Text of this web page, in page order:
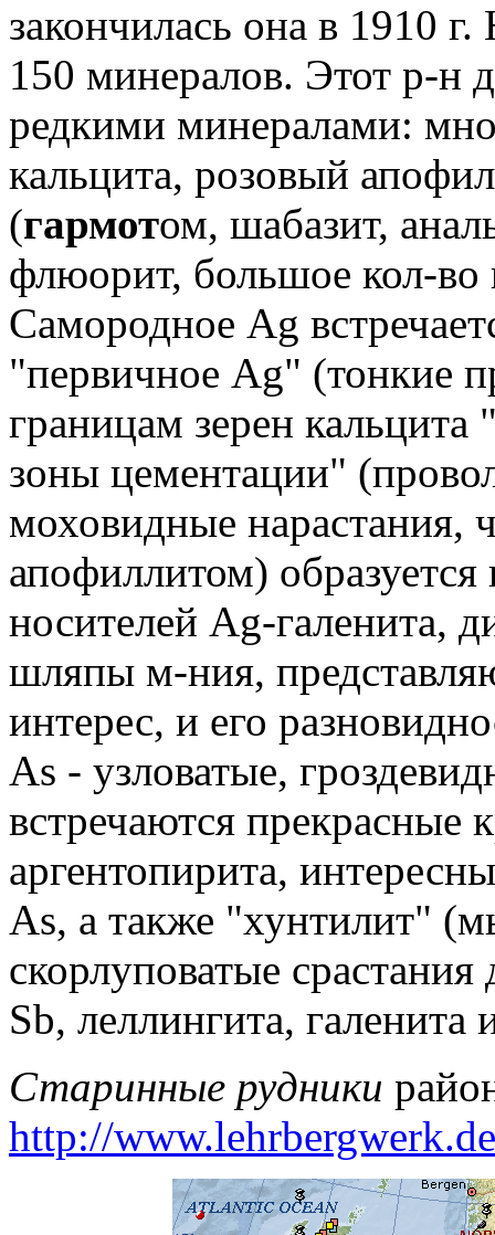
закончилась она в 1910
150 минералов. Этот р-н
редкими минералами:
кальцита, розовый
(гармотом, шабазит,
флюорит, большое кол-
Самородное Ag
"первичное Ag" (тонкие
границам зерен
зоны цементации"
моховидные нарастания,
апофиллитом)
носителей Ag-галенита,
шляпы м-ния,
интерес, и его
As - узловатые,
встречаются прекрасные
аргентопирита,
As, а также "хунтилит"
скорлуповатые
Sb, леллингита, галенита
Старинные рудники
http://